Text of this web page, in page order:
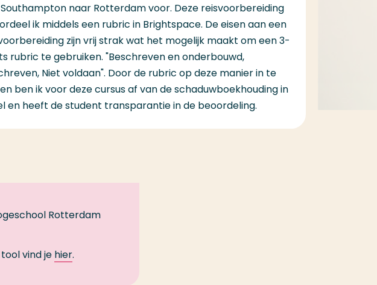
naar Rotterdam voor. Deze reisvoorbereiding
ik middels een rubric in Brightspace. De eisen aan een
zijn vrij strak wat het mogelijk maakt om een 3-
rubric te gebruiken. "Beschreven en onderbouwd,
Niet voldaan". Door de rubric op deze manier in te
ben ik voor deze cursus af van de schaduwboekhouding in
en heeft de student transparantie in de beoordeling.
Rotterdam
vind je hier.